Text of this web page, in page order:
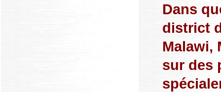
Dans
district
Malawi,
sur des